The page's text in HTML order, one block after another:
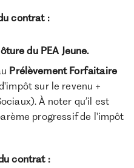
contrat :
du PEA Jeune.
Prélèvement Forfaitaire
sur le revenu +
À noter qu’il est
progressif de l'impôt
contrat :